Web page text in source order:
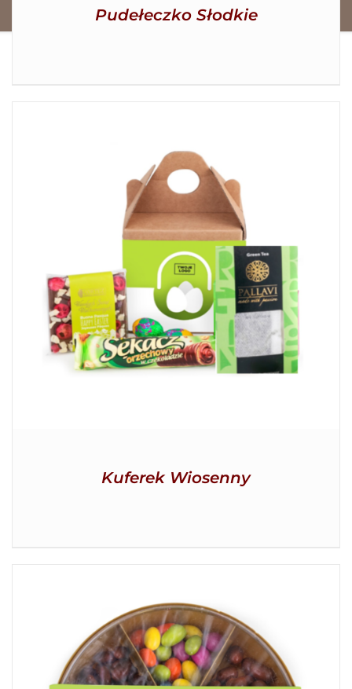
Pudełeczko Słodkie
SZCZEGÓŁY
Kuferek Wiosenny